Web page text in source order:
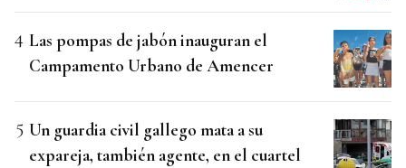
Las pompas de jabón inauguran el
Campamento Urbano de Amencer
Un guardia civil gallego mata a su
expareja, también agente, en el cuartel